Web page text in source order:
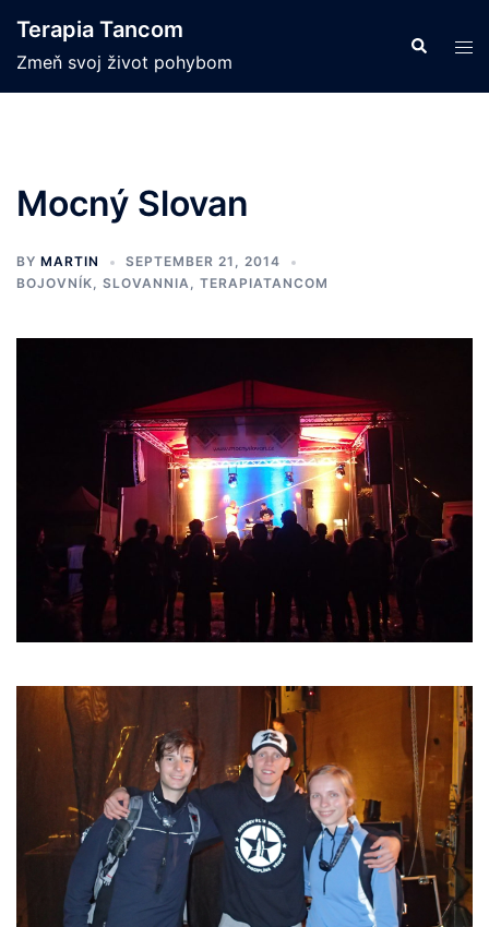
content
Terapia Tancom
Zmeň svoj život pohybom
Search
Mocný Slovan
BY MARTIN
SEPTEMBER 21, 2014
BOJOVNÍK, SLOVANNIA, TERAPIATANCOM